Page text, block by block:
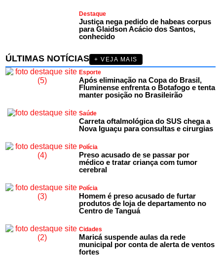
Destaque
Justiça nega pedido de habeas corpus
para Glaidson Acácio dos Santos,
conhecido
ÚLTIMAS NOTÍCIAS
+ VEJA MAIS
Esporte
Após eliminação na Copa do Brasil,
Fluminense enfrenta o Botafogo e tenta
manter posição no Brasileirão
Saúde
Carreta oftalmológica do SUS chega a
Nova Iguaçu para consultas e cirurgias
Polícia
Preso acusado de se passar por
médico e tratar criança com tumor
cerebral
Polícia
Homem é preso acusado de furtar
produtos de loja de departamento no
Centro de Tanguá
Cidades
Maricá suspende aulas da rede
municipal por conta de alerta de ventos
fortes